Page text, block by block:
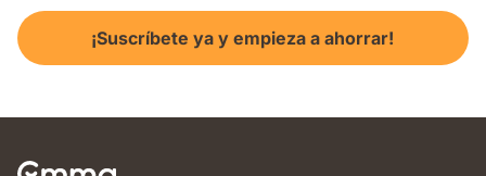
¡Suscríbete ya y empieza a ahorrar!